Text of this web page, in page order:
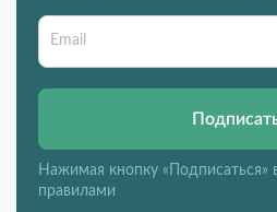
Нажимая кнопку «Подписаться»
правилами